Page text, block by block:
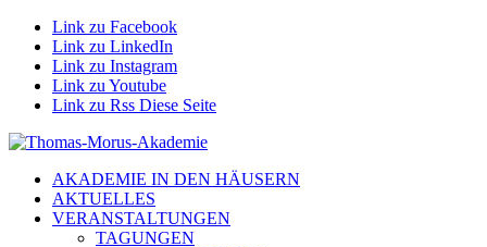
Link zu Facebook
Link zu LinkedIn
Link zu Instagram
Link zu Youtube
Link zu Rss Diese Seite
AKADEMIE IN DEN HÄUSERN
AKTUELLES
VERANSTALTUNGEN
TAGUNGEN